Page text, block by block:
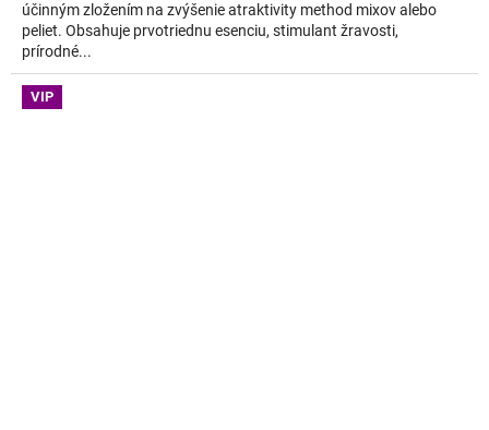
účinným zložením na zvýšenie atraktivity method mixov alebo
peliet. Obsahuje prvotriednu esenciu, stimulant žravosti,
prírodné...
VIP